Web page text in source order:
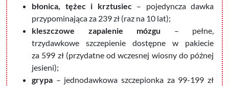
błonica, tężec i krztusiec – pojedyncza dawka
przypominająca za 239 zł (raz na 10 lat);
kleszczowe zapalenie mózgu – pełne,
trzydawkowe szczepienie dostępne w pakiecie
za 599 zł (przydatne od wczesnej wiosny do późnej
jesieni);
grypa – jednodawkowa szczepionka za 99-199 zł